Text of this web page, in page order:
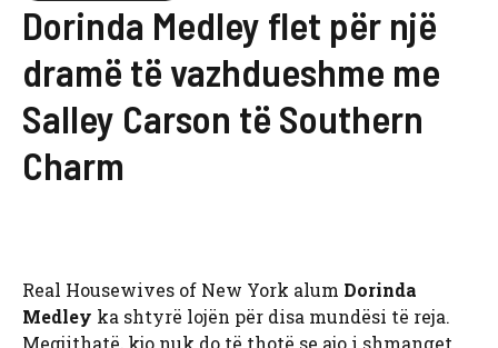
Dorinda Medley flet për një
dramë të vazhdueshme me
Salley Carson të Southern
Charm
Real Housewives of New York alum Dorinda
Medley ka shtyrë lojën për disa mundësi të reja.
Megjithatë, kjo nuk do të thotë se ajo i shmanget